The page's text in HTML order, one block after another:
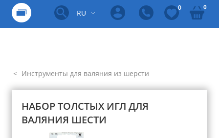
RU
0 0
Инструменты для валяния из шерсти
НАБОР ТОЛСТЫХ ИГЛ ДЛЯ
ВАЛЯНИЯ ШЕСТИ